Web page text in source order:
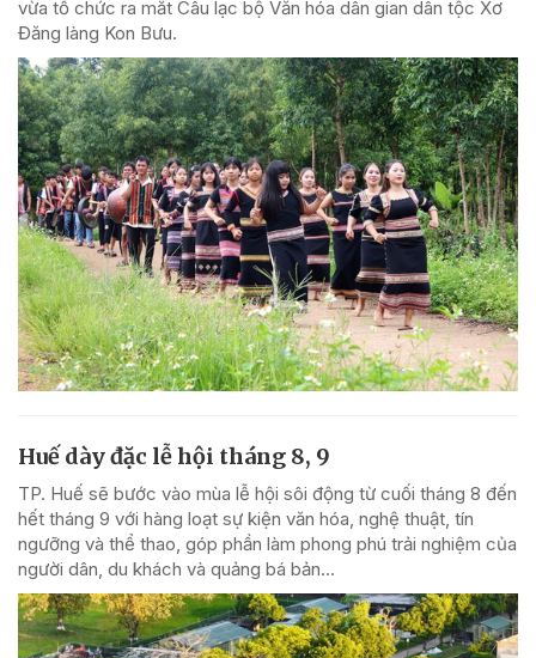
vừa tổ chức ra mắt Câu lạc bộ Văn hóa dân gian dân tộc Xơ
Đăng làng Kon Bưu.
Huế dày đặc lễ hội tháng 8, 9
TP. Huế sẽ bước vào mùa lễ hội sôi động từ cuối tháng 8 đến
hết tháng 9 với hàng loạt sự kiện văn hóa, nghệ thuật, tín
ngưỡng và thể thao, góp phần làm phong phú trải nghiệm của
người dân, du khách và quảng bá bản...